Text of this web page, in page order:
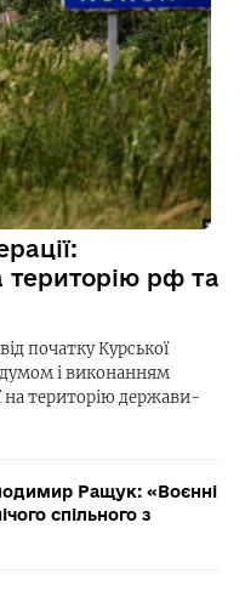
територію рф та
початку Курської
і виконанням
на територію держави-
Ращук: «Воєнні
спільного з